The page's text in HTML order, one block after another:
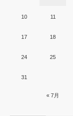
« 7月
10 11
17 18
24 25
31